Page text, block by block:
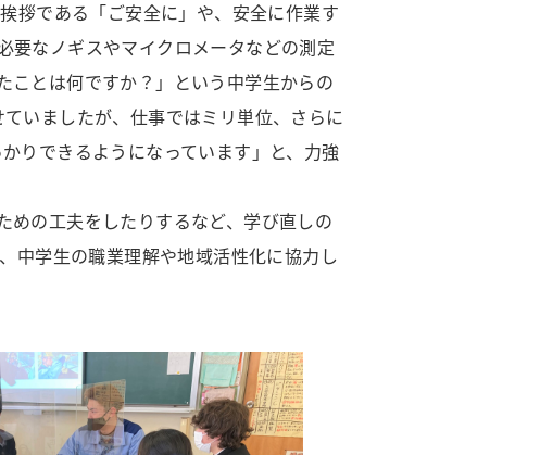
拶である「ご安全に」や、安全に作業す
要なノギスやマイクロメータなどの測定
ことは何ですか？」という中学生からの
いましたが、仕事ではミリ単位、さらに
りできるようになっています」と、力強
の工夫をしたりするなど、学び直しの
中学生の職業理解や地域活性化に協力し